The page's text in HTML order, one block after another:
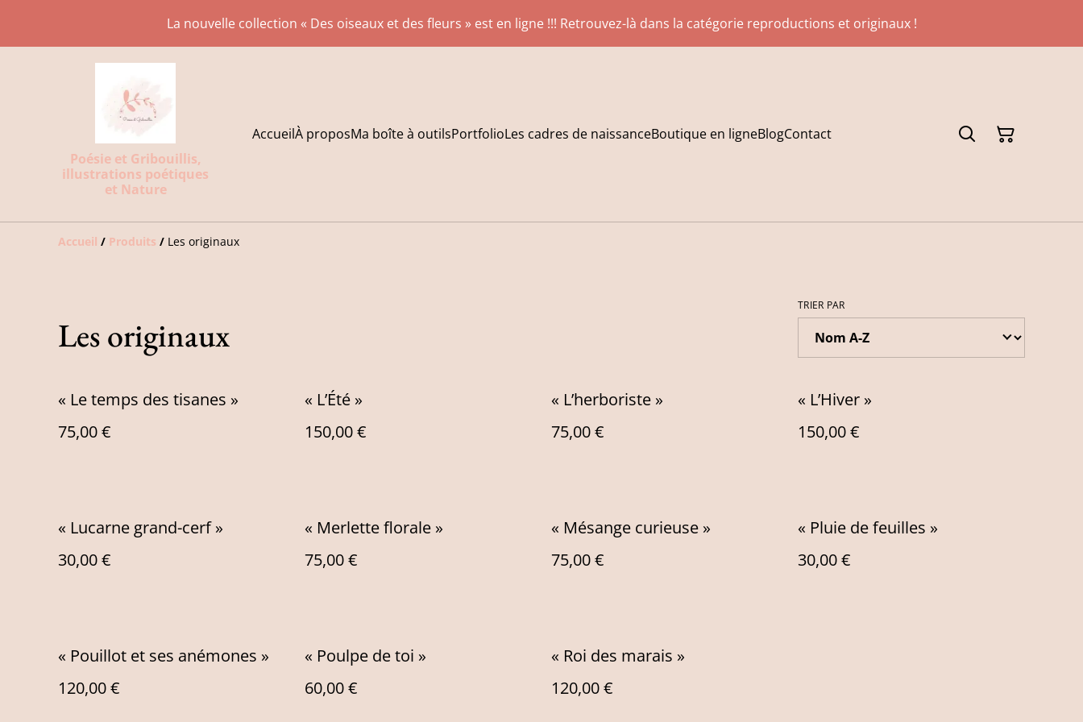
La nouvelle collection « Des oiseaux et des fleurs » est en ligne !!! Retrouvez-là dans la catégorie reproductions et originaux !
Poésie et Gribouillis,
illustrations poétiques
et Nature
AccueilÀ proposMa boîte à outilsPortfolioLes cadres de naissanceBoutique en ligneBlogContact
Accueil / Produits / Les originaux
Les originaux
TRIER PAR
« Le temps des tisanes »
75,00 €
« L’Été »
150,00 €
« L’herboriste »
75,00 €
« L’Hiver »
150,00 €
« Lucarne grand-cerf »
30,00 €
« Merlette florale »
75,00 €
« Mésange curieuse »
75,00 €
« Pluie de feuilles »
30,00 €
« Pouillot et ses anémones »
120,00 €
« Poulpe de toi »
60,00 €
« Roi des marais »
120,00 €